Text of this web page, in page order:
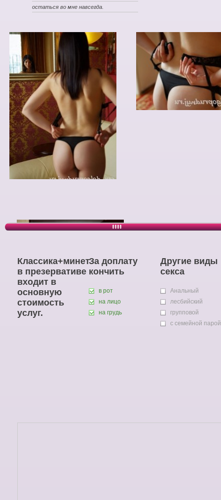
остаться во мне навсегда.
Классика+минет
в презервативе
входит в
основную
стоимость
услуг.
За доплату
кончить
в рот
на лицо
на грудь
Другие виды
секса
Анальный
лесбийский
групповой
с семейной парой